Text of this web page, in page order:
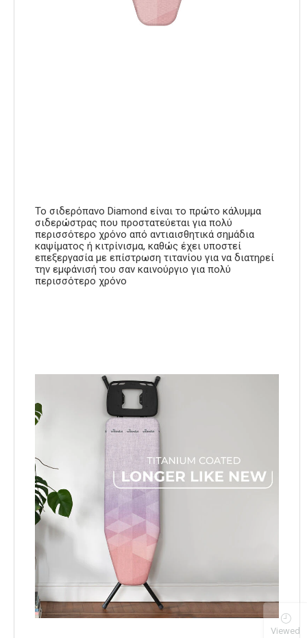
Το σιδερόπανο Diamond είναι το πρώτο κάλυμμα
σιδερώστρας που προστατεύεται για πολύ
περισσότερο χρόνο από αντιαισθητικά σημάδια
καψίματος ή κιτρίνισμα, καθώς έχει υποστεί
επεξεργασία με επίστρωση τιτανίου για να διατηρεί
την εμφάνισή του σαν καινούργιο για πολύ
περισσότερο χρόνο
Viewed